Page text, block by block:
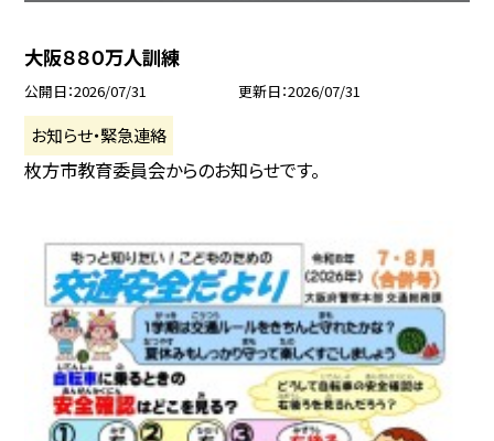
大阪８８０万人訓練
公開日 2026/07/31 更新日 2026/07/31
お知らせ・緊急連絡
枚方市教育委員会からのお知らせです。